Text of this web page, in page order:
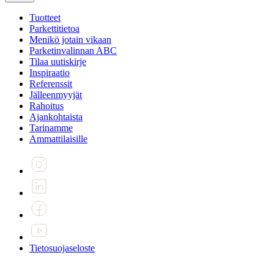
Tuotteet
Parkettitietoa
Menikö jotain vikaan
Parketinvalinnan ABC
Tilaa uutiskirje
Inspiraatio
Referenssit
Jälleenmyyjät
Rahoitus
Ajankohtaista
Tarinamme
Ammattilaisille
Tietosuojaseloste